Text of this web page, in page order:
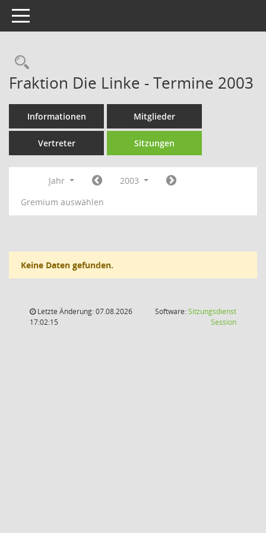
Toggle navigation
Rechercheauswahl
Fraktion Die Linke - Termine 2003
Informationen Mitglieder
Vertreter Sitzungen
Jahr
2003
Gremium auswählen
Keine Daten gefunden.
Letzte Änderung: 07.08.2026
17:02:15
Software:Sitzungsdienst
Session(Wird in